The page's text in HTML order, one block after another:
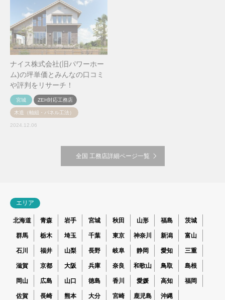
ナイス株式会社(旧パワーホー
ム)の坪単価とみんなの口コミ
や評判をリサーチ！
宮城 ZEH対応工務店
木造（軸組・パネル工法）
2024.12.06
全国 工務店詳細ページ一覧
エリア
北海道 青森 岩手 宮城 秋田 山形 福島 茨城
群馬 栃木 埼玉 千葉 東京 神奈川 新潟 富山
石川 福井 山梨 長野 岐阜 静岡 愛知 三重
滋賀 京都 大阪 兵庫 奈良 和歌山 鳥取 島根
岡山 広島 山口 徳島 香川 愛媛 高知 福岡
佐賀 長崎 熊本 大分 宮崎 鹿児島 沖縄